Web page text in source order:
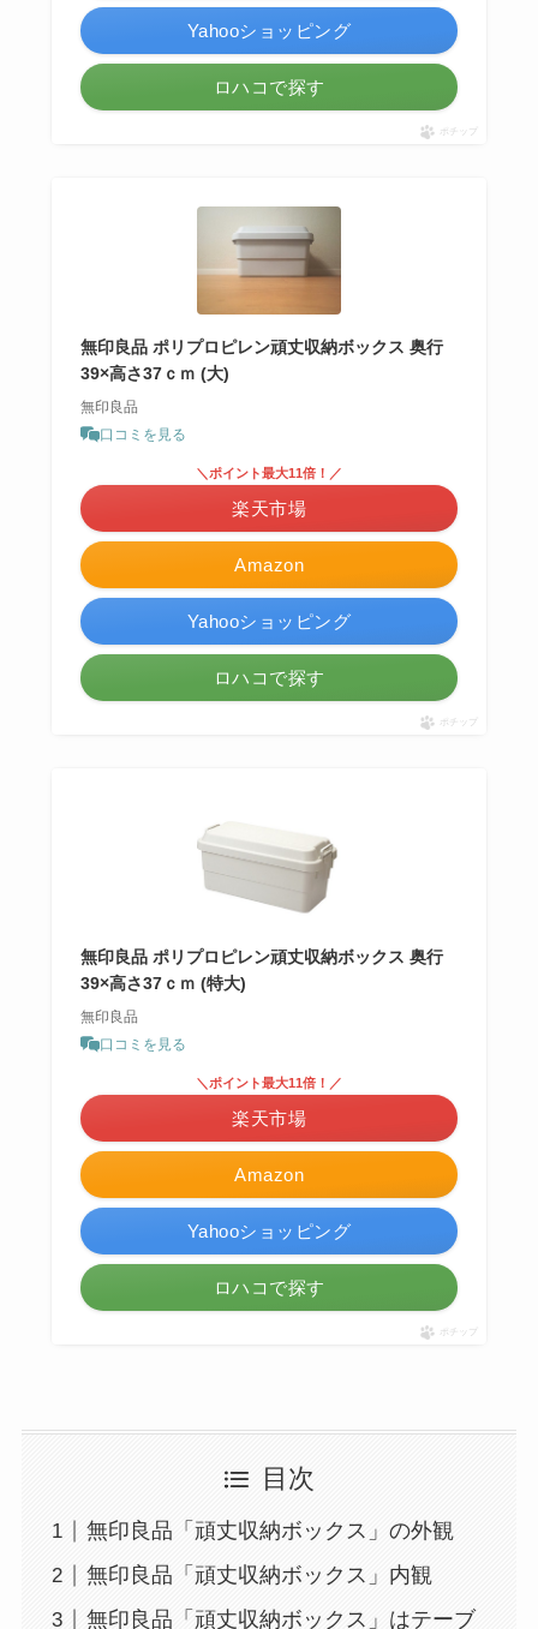
Yahooショッピング
ロハコで探す
ポチップ
無印良品 ポリプロピレン頑丈収納ボックス 奥行
39×高さ37ｃｍ (大)
無印良品
口コミを見る
Amazon
＼ポイント最大11倍！／
楽天市場
Yahooショッピング
ロハコで探す
ポチップ
無印良品 ポリプロピレン頑丈収納ボックス 奥行
39×高さ37ｃｍ (特大)
無印良品
口コミを見る
Amazon
＼ポイント最大11倍！／
楽天市場
Yahooショッピング
ロハコで探す
ポチップ
目次
無印良品「頑丈収納ボックス」の外観
無印良品「頑丈収納ボックス」内観
無印良品「頑丈収納ボックス」はテーブ